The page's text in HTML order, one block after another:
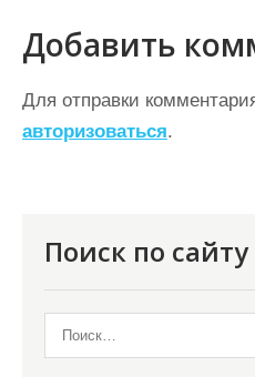
в
и
г
а
Добавить
Для отправки
авторизоваться.
Поиск по сайту